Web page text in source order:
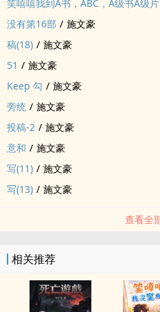
笑嘻嘻我到A书，ABC，A级书A级片
没有第16部 / 施文豪
稿(18) / 施文豪
51 / 施文豪
Keep 勾 / 施文豪
旁统 / 施文豪
投稿-2 / 施文豪
意和 / 施文豪
写(11) / 施文豪
写(13) / 施文豪
查看全
相关推荐